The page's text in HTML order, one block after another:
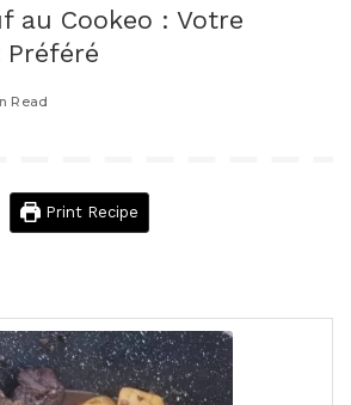
au Cookeo : Votre
Préféré
Read
Print Recipe